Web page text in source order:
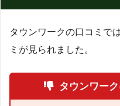
タウンワークの口コミで
ミが見られました。
タウンワー